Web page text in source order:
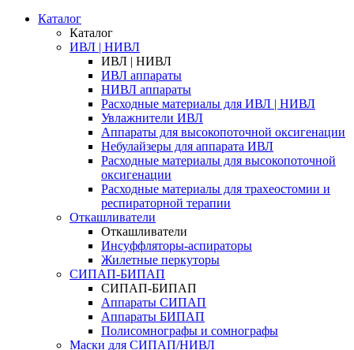
Каталог
Каталог
ИВЛ | НИВЛ
ИВЛ | НИВЛ
ИВЛ аппараты
НИВЛ аппараты
Расходные материалы для ИВЛ | НИВЛ
Увлажнители ИВЛ
Аппараты для высокопоточной оксигенации
Небулайзеры для аппарата ИВЛ
Расходные материалы для высокопоточной
оксигенации
Расходные материалы для трахеостомии и
респираторной терапии
Откашливатели
Откашливатели
Инсуффляторы-аспираторы
Жилетные перкуторы
CИПАП-БИПАП
CИПАП-БИПАП
Аппараты СИПАП
Аппараты БИПАП
Полисомнографы и сомнографы
Маски для СИПАП/НИВЛ